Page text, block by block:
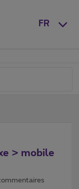
FR
> mobile